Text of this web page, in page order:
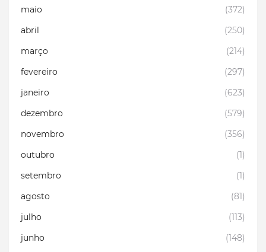
maio
(372)
abril
(250)
março
(214)
fevereiro
(297)
janeiro
(623)
dezembro
(579)
novembro
(356)
outubro
(1)
setembro
(1)
agosto
(81)
julho
(113)
junho
(148)